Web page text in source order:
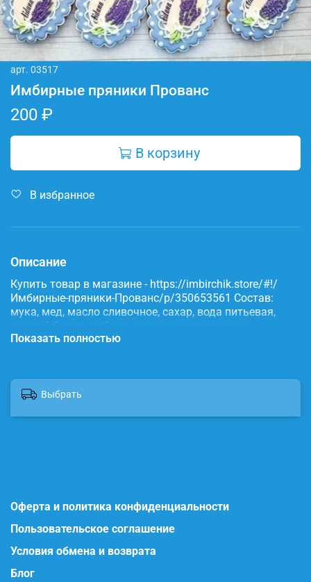
арт. 03517
Имбирные пряники Прованс
200 ₽
В корзину
В избранное
Описание
Купить товар в магазине - https://imbirchik.store/#!/
Имбирные-пряники-Прованс/p/350653561 Состав:
мука, мед, масло сливочное, сахар, вода питьевая,
яичный белок, имбирь, корица, сода, пищевые
красители.
Показать полностью
Выбрать
Оферта и политика конфиденциальности
Пользовательское соглашение
Условия обмена и возврата
Блог